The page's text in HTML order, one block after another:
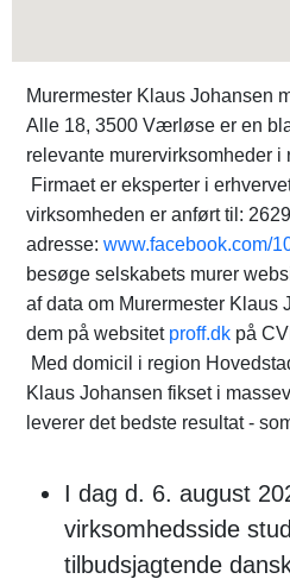
Murermester Klaus Johansen
Alle 18, 3500 Værløse er en
relevante murervirksomheder i
Firmaet er eksperter i
virksomheden er anført til:
adresse: www.facebook.com/
besøge selskabets murer
af data om Murermester Klaus
dem på websitet proff.dk på
Med domicil i region
Klaus Johansen fikset i
leverer det bedste resultat -
I dag d. 6. august
virksomhedsside
tilbudsjagtende